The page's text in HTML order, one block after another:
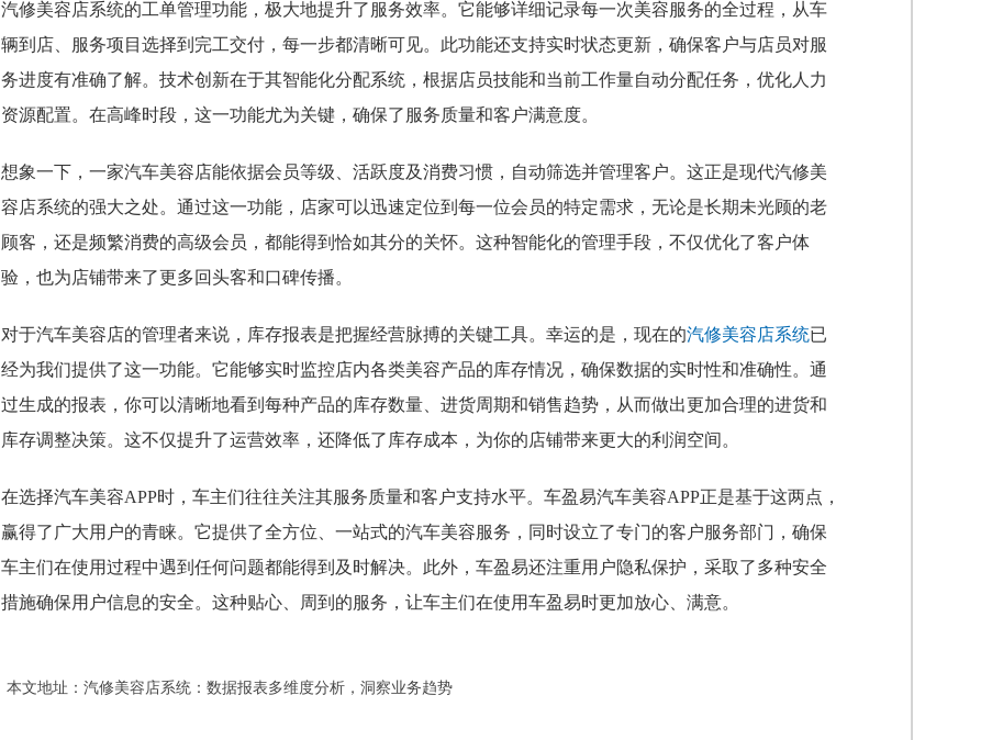
汽修美容店系统的工单管理功能，极大地提升了服务效率。它能够详细记录每一次美容服务的全过程，从车
辆到店、服务项目选择到完工交付，每一步都清晰可见。此功能还支持实时状态更新，确保客户与店员对服
务进度有准确了解。技术创新在于其智能化分配系统，根据店员技能和当前工作量自动分配任务，优化人力
资源配置。在高峰时段，这一功能尤为关键，确保了服务质量和客户满意度。
想象一下，一家汽车美容店能依据会员等级、活跃度及消费习惯，自动筛选并管理客户。这正是现代汽修美
容店系统的强大之处。通过这一功能，店家可以迅速定位到每一位会员的特定需求，无论是长期未光顾的老
顾客，还是频繁消费的高级会员，都能得到恰如其分的关怀。这种智能化的管理手段，不仅优化了客户体
验，也为店铺带来了更多回头客和口碑传播。
对于汽车美容店的管理者来说，库存报表是把握经营脉搏的关键工具。幸运的是，现在的汽修美容店系统已
经为我们提供了这一功能。它能够实时监控店内各类美容产品的库存情况，确保数据的实时性和准确性。通
过生成的报表，你可以清晰地看到每种产品的库存数量、进货周期和销售趋势，从而做出更加合理的进货和
库存调整决策。这不仅提升了运营效率，还降低了库存成本，为你的店铺带来更大的利润空间。
在选择汽车美容APP时，车主们往往关注其服务质量和客户支持水平。车盈易汽车美容APP正是基于这两点，
赢得了广大用户的青睐。它提供了全方位、一站式的汽车美容服务，同时设立了专门的客户服务部门，确保
车主们在使用过程中遇到任何问题都能得到及时解决。此外，车盈易还注重用户隐私保护，采取了多种安全
措施确保用户信息的安全。这种贴心、周到的服务，让车主们在使用车盈易时更加放心、满意。
本文地址： 汽修美容店系统：数据报表多维度分析，洞察业务趋势